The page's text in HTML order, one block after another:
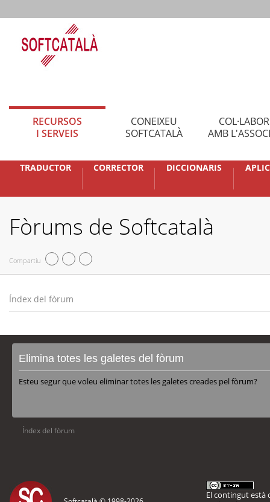
RECURSOS
I SERVEIS
CONEIXEU
SOFTCATALÀ
AMB
TRADUCTOR CORRECTOR DICCIONARIS
Fòrums de Softcatalà
Compartiu
Índex del fòrum
Elimina totes les galetes del fòrum
Esteu segur que voleu eliminar totes les galetes creades pel fòrum?
Índex del fòrum
El contingut està